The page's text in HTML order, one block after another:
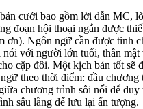
cưới bao gồm lời dẫn MC,
đoạn hội thoại ngắn được
ơn). Ngôn ngữ cần được tinh
với người lớn tuổi, thân mật
cặp đôi. Một kịch bản tốt sẽ
theo thời điểm: đầu chương
chương trình sôi nổi để duy
sâu lắng để lưu lại ấn tượng.